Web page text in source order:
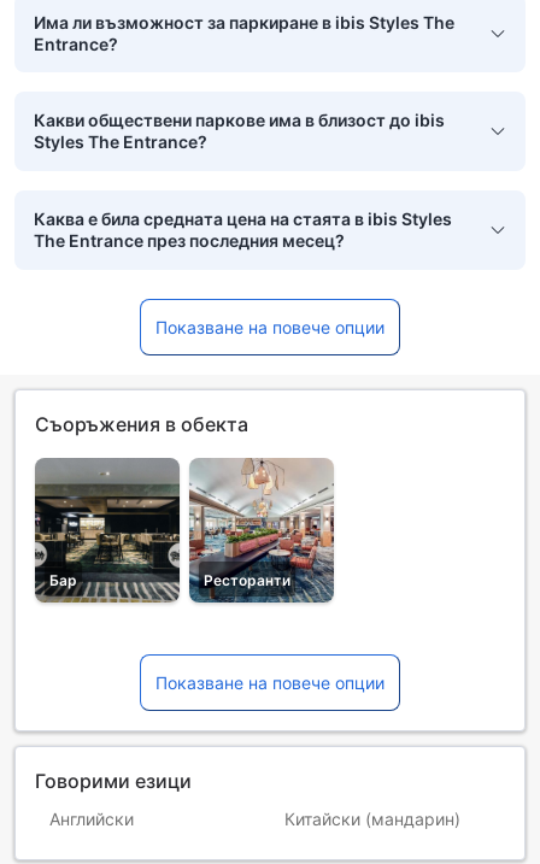
Има ли възможност за паркиране в ibis Styles The
Entrance?
Какви обществени паркове има в близост до ibis
Styles The Entrance?
Каква е била средната цена на стаята в ibis Styles
The Entrance през последния месец?
Показване на повече опции
Съоръжения в обекта
Бар Ресторанти
Показване на повече опции
Говорими езици
Английски Китайски (мандарин)